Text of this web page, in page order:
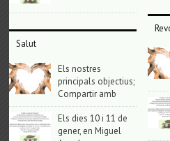
Salut
Els nostres
principals objectius;
Compartir amb
Els dies 10 i 11 de
gener, en Miguel